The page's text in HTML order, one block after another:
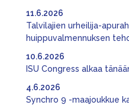
Talvilajien urheilija-
huippuvalmennuksen
11.6.2026
ISU Congress alkaa
10.6.2026
Synchro 9 -maajoukkue
4.6.2026